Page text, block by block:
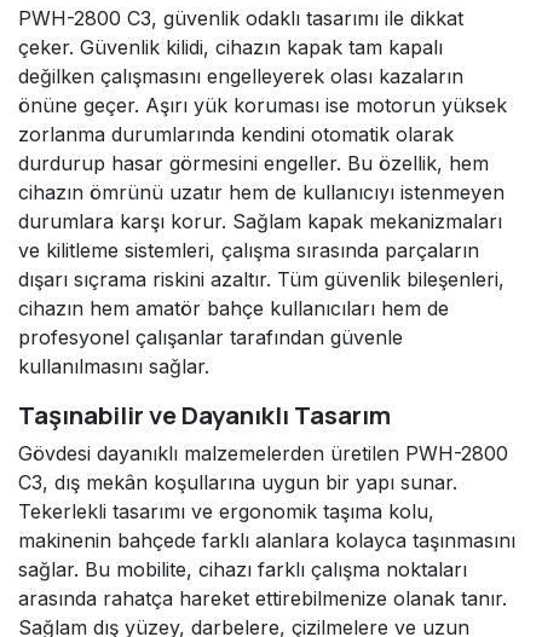
PWH-2800 C3, güvenlik odaklı tasarımı ile dikkat
çeker. Güvenlik kilidi, cihazın kapak tam kapalı
değilken çalışmasını engelleyerek olası kazaların
önüne geçer. Aşırı yük koruması ise motorun yüksek
zorlanma durumlarında kendini otomatik olarak
durdurup hasar görmesini engeller. Bu özellik, hem
cihazın ömrünü uzatır hem de kullanıcıyı istenmeyen
durumlara karşı korur. Sağlam kapak mekanizmaları
ve kilitleme sistemleri, çalışma sırasında parçaların
dışarı sıçrama riskini azaltır. Tüm güvenlik bileşenleri,
cihazın hem amatör bahçe kullanıcıları hem de
profesyonel çalışanlar tarafından güvenle
kullanılmasını sağlar.
Taşınabilir ve Dayanıklı Tasarım
Gövdesi dayanıklı malzemelerden üretilen PWH-2800
C3, dış mekân koşullarına uygun bir yapı sunar.
Tekerlekli tasarımı ve ergonomik taşıma kolu,
makinenin bahçede farklı alanlara kolayca taşınmasını
sağlar. Bu mobilite, cihazı farklı çalışma noktaları
arasında rahatça hareket ettirebilmenize olanak tanır.
Sağlam dış yüzey, darbelere, çizilmelere ve uzun